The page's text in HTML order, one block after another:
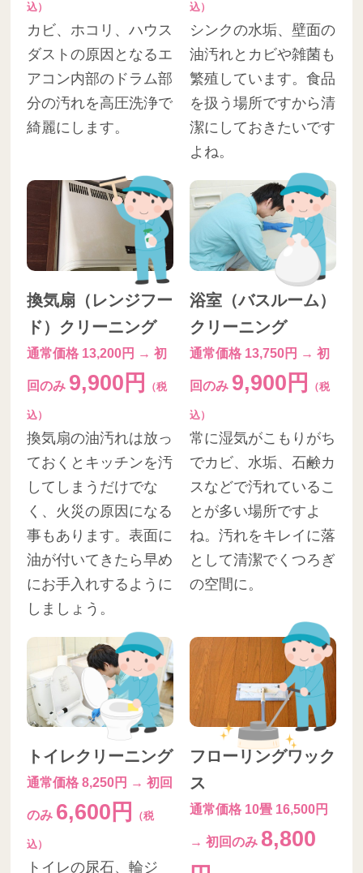
込）
カビ、ホコリ、ハウス
ダストの原因となるエ
アコン内部のドラム部
分の汚れを高圧洗浄で
綺麗にします。
込）
シンクの水垢、壁面の
油汚れとカビや雑菌も
繁殖しています。食品
を扱う場所ですから清
潔にしておきたいです
よね。
換気扇（レンジフー
ド）クリーニング
通常価格 13,200円 → 初
回のみ 9,900円 （税
込）
換気扇の油汚れは放っ
ておくとキッチンを汚
してしまうだけでな
く、火災の原因になる
事もあります。表面に
油が付いてきたら早め
にお手入れするように
しましょう。
浴室（バスルーム）
クリーニング
通常価格 13,750円 → 初
回のみ 9,900円 （税
込）
常に湿気がこもりがち
でカビ、水垢、石鹸カ
スなどで汚れているこ
とが多い場所ですよ
ね。汚れをキレイに落
として清潔でくつろぎ
の空間に。
トイレクリーニング
通常価格 8,250円 → 初回
のみ 6,600円 （税
込）
トイレの尿石、輪ジ
フローリングワック
ス
通常価格 10畳 16,500円
→ 初回のみ 8,800